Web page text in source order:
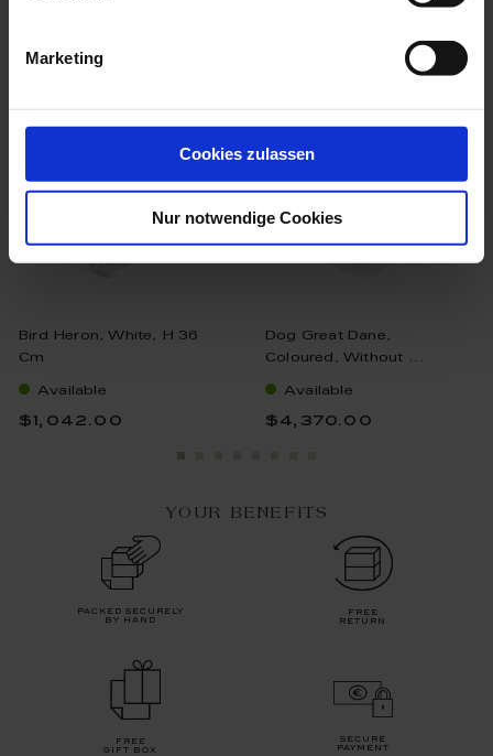
Marketing
Cookies zulassen
Nur notwendige Cookies
we think you’ll like these
Bird Heron, White, H 36
Cm
Available
$1,042.00
Dog Great Dane,
Coloured, Without ...
Available
$4,370.00
YOUR BENEFITS
packed securely
by hand
free
return
free
gift box
secure
payment